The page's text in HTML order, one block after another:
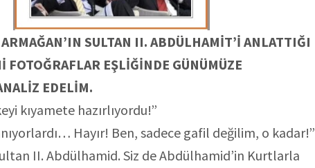
SULTAN II. ABDÜLHAMİT’İ ANLATTIĞI
FOTOĞRAFLAR EŞLİĞİNDE GÜNÜMÜZE
EDELİM.
kıyamete hazırlıyordu!”
Hayır! Ben, sadece gafil değilim, o kadar!”
II. Abdülhamid. Siz de Abdülhamid’in Kurtlarla